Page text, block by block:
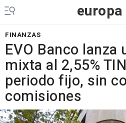
europa
FINANZAS
EVO Banco lanza
mixta al 2,55%
periodo fijo, sin
comisiones